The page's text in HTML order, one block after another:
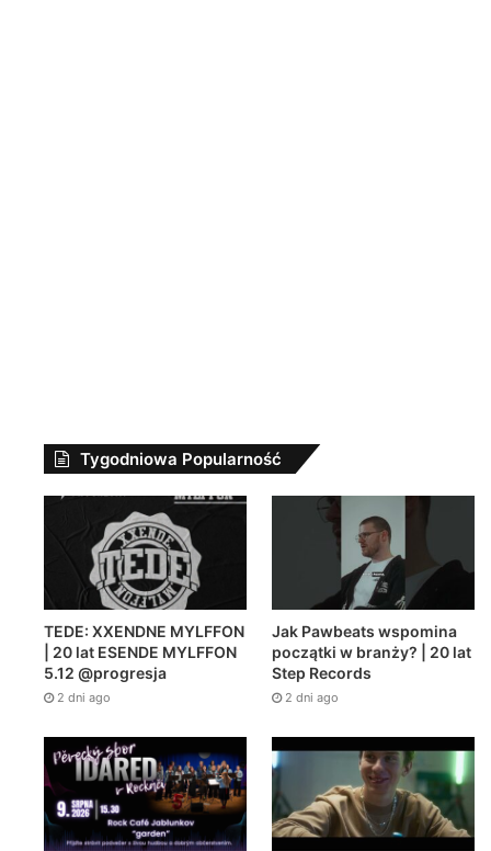
Tygodniowa Popularność
TEDE: XXENDNE MYLFFON
| 20 lat ESENDE MYLFFON
5.12 @progresja
2 dni ago
Jak Pawbeats wspomina
początki w branży? | 20 lat
Step Records
2 dni ago